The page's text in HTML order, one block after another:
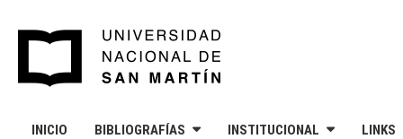
INICIO BIBLIOGRAFÍAS INSTITUCIONAL LINKS